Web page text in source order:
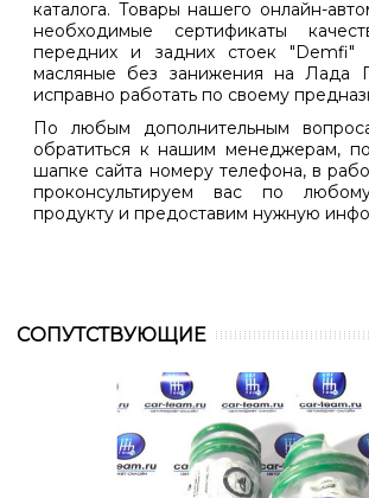
каталога. Товары нашего онлайн-
необходимые сертификаты
передних и задних стоек "Demfi"
масляные без занижения на Лада
исправно работать по своему
По любым дополнительным
обратиться к нашим менеджерам,
шапке сайта номеру телефона, в
проконсультируем вас по
продукту и предоставим нужную
CОПУТСТВУЮЩИЕ